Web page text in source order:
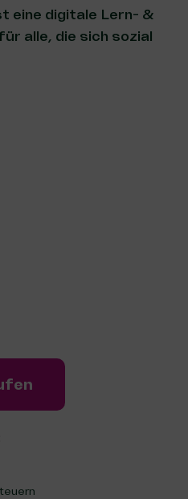
eine digitale Lern- &
alle, die sich sozial